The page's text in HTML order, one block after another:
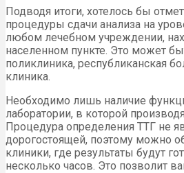
Подводя итоги, хотелось бы
процедуры сдачи анализа на
любом лечебном учреждении,
населенном пункте. Это может
поликлиника, республиканская
клиника.
Необходимо лишь наличие
лаборатории, в которой
Процедура определения ТТГ не
дорогостоящей, поэтому можно
клиники, где результаты будут
несколько часов. Это позволит